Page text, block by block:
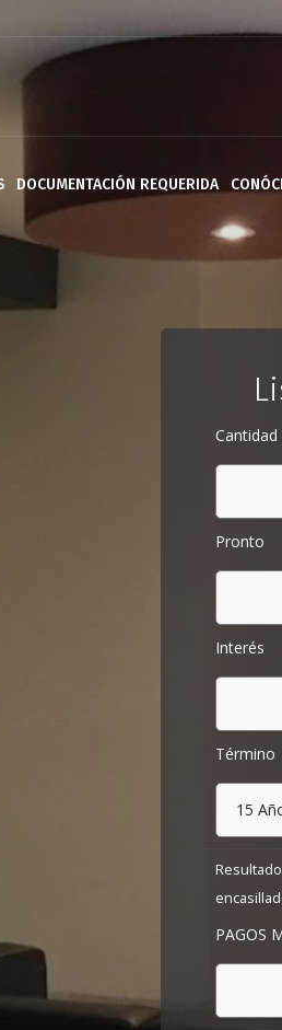
DOCUMENTACIÓN REQUERIDA
Pronto
Interés
Término
PAGOS